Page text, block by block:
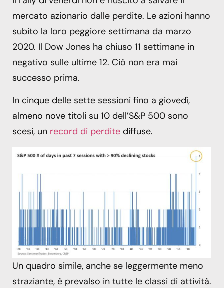
mercato azionario dalle perdite. Le azioni hanno
subito la loro peggiore settimana da marzo
2020. Il Dow Jones ha chiuso 11 settimane in
negativo sulle ultime 12. Ciò non era mai
successo prima.
In cinque delle sette sessioni fino a giovedì,
almeno nove titoli su 10 dell’S&P 500 sono
scesi, un record di perdite diffuse.
Un quadro simile, anche se leggermente meno
straziante, è prevalso in tutte le classi di attività.